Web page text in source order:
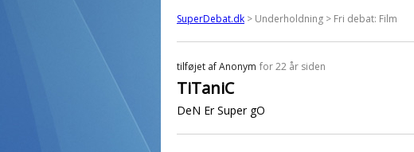
SuperDebat.dk > Underholdning > Fri debat: Film
tilføjet afAnonym for 22 år siden
TiTaniC
DeN Er Super gO